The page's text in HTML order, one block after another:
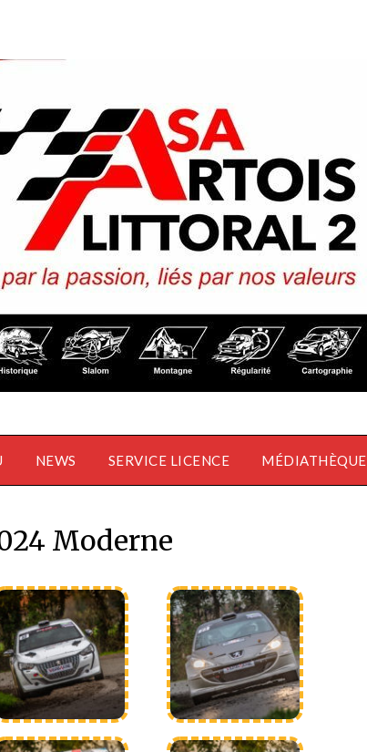
NEWS SERVICE LICENCE MÉDIATHÈQUE
Moderne